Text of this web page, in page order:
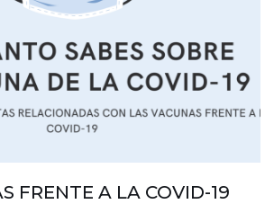
FRENTE A LA COVID-19